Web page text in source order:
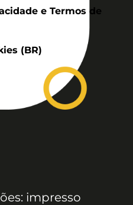
e Termos de
(BR)
impresso